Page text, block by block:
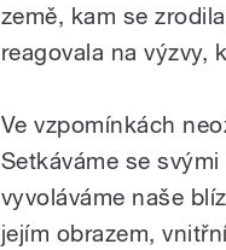
země, kam se
reagovala na výzvy,
Ve vzpomínkách
Setkáváme se
vyvoláváme naše
jejím obrazem,